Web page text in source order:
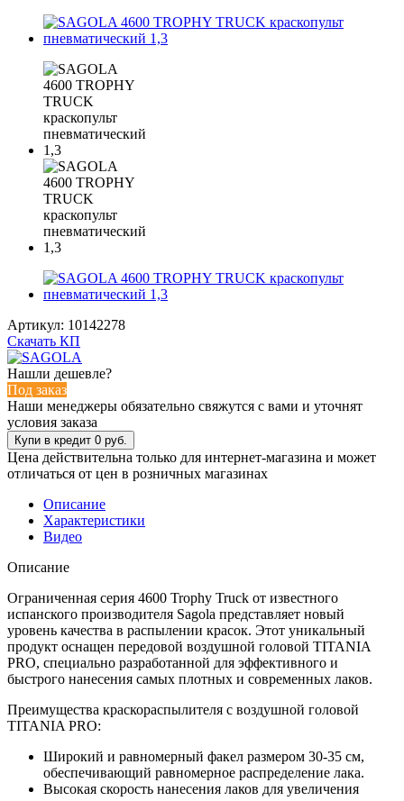
Артикул: 10142278
Скачать КП
Нашли дешевле?
Под заказ
Наши менеджеры обязательно свяжутся с вами и уточнят
условия заказа
Цена действительна только для интернет-магазина и может
отличаться от цен в розничных магазинах
Описание
Характеристики
Видео
Описание
Ограниченная серия 4600 Trophy Truck от известного
испанского производителя Sagola представляет новый
уровень качества в распылении красок. Этот уникальный
продукт оснащен передовой воздушной головой TITANIA
PRO, специально разработанной для эффективного и
быстрого нанесения самых плотных и современных лаков.
Преимущества краскораспылителя с воздушной головой
TITANIA PRO:
Широкий и равномерный факел размером 30-35 см,
обеспечивающий равномерное распределение лака.
Высокая скорость нанесения лаков для увеличения